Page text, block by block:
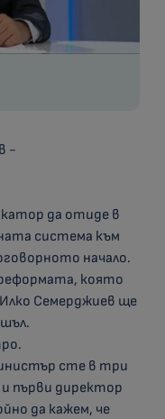
-
да отиде в
система към
начало.
която
Семерджиев ще
сте в три
първи директор
да кажем, че